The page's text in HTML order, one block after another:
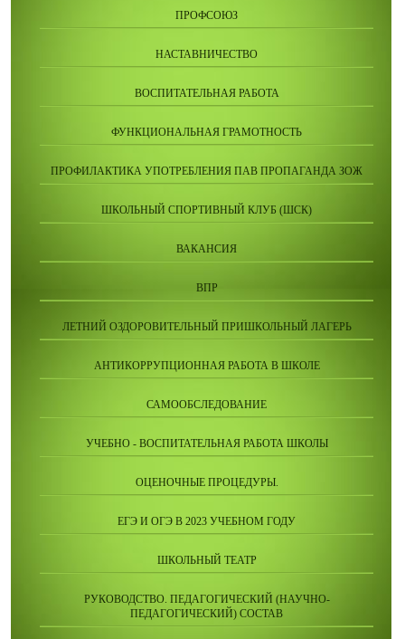
ПРОФСОЮЗ
НАСТАВНИЧЕСТВО
ВОСПИТАТЕЛЬНАЯ РАБОТА
ФУНКЦИОНАЛЬНАЯ ГРАМОТНОСТЬ
ПРОФИЛАКТИКА УПОТРЕБЛЕНИЯ ПАВ ПРОПАГАНДА ЗОЖ
ШКОЛЬНЫЙ СПОРТИВНЫЙ КЛУБ (ШСК)
ВАКАНСИЯ
ВПР
ЛЕТНИЙ ОЗДОРОВИТЕЛЬНЫЙ ПРИШКОЛЬНЫЙ ЛАГЕРЬ
АНТИКОРРУПЦИОННАЯ РАБОТА В ШКОЛЕ
САМООБСЛЕДОВАНИЕ
УЧЕБНО - ВОСПИТАТЕЛЬНАЯ РАБОТА ШКОЛЫ
ОЦЕНОЧНЫЕ ПРОЦЕДУРЫ.
ЕГЭ И ОГЭ В 2023 УЧЕБНОМ ГОДУ
ШКОЛЬНЫЙ ТЕАТР
РУКОВОДСТВО. ПЕДАГОГИЧЕСКИЙ (НАУЧНО-
ПЕДАГОГИЧЕСКИЙ) СОСТАВ